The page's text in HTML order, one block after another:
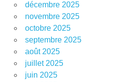
décembre 2025
novembre 2025
octobre 2025
septembre 2025
août 2025
juillet 2025
juin 2025